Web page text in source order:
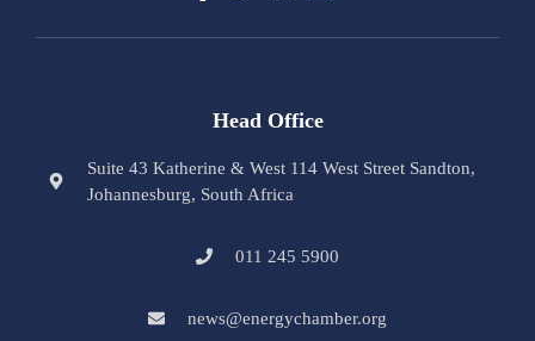
Head Office
Suite 43 Katherine & West 114 West Street Sandton,
Johannesburg, South Africa
011 245 5900
news@energychamber.org